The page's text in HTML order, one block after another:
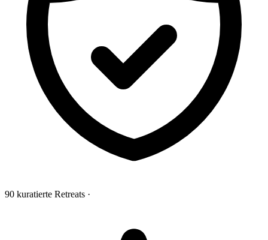
90 kuratierte Retreats ·